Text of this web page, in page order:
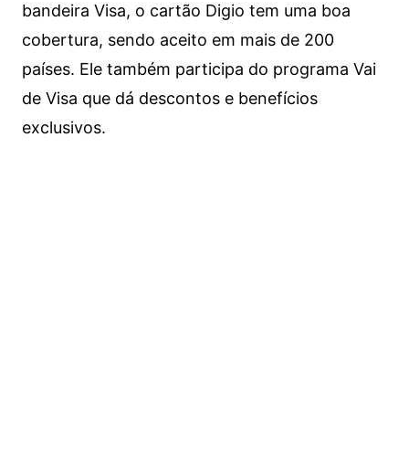
bandeira Visa, o cartão Digio tem uma boa
cobertura, sendo aceito em mais de 200
países. Ele também participa do programa Vai
de Visa que dá descontos e benefícios
exclusivos.